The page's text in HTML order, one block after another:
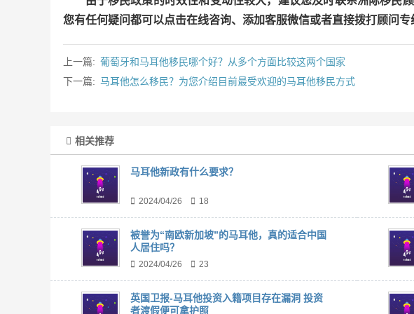
您有任何疑问都可以点击在线咨询、添加客服微信或者直接拨打顾问专
上一篇: 葡萄牙和马耳他移民哪个好？从多个方面比较这两个国家
下一篇: 马耳他怎么移民？为您介绍目前最受欢迎的马耳他移民方式
相关推荐
马耳他新政有什么要求？
2024/04/26 18
被誉为“南欧新加坡”的马耳他，真的适合中国
人居住吗？
2024/04/26 23
英国卫报-马耳他投资入籍项目存在漏洞 投资
者渡假便可拿护照